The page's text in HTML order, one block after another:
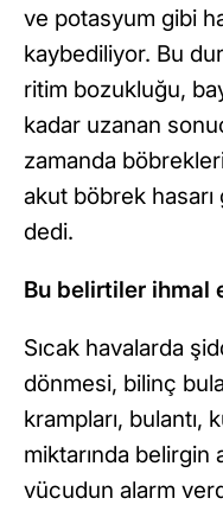
ve potasyum gibi
kaybediliyor. Bu
ritim bozukluğu,
kadar uzanan
zamanda
akut böbrek
dedi.
Bu belirtiler ihmal
Sıcak havalarda
dönmesi, bilinç
krampları, bulantı,
miktarında belirgin
vücudun alarm